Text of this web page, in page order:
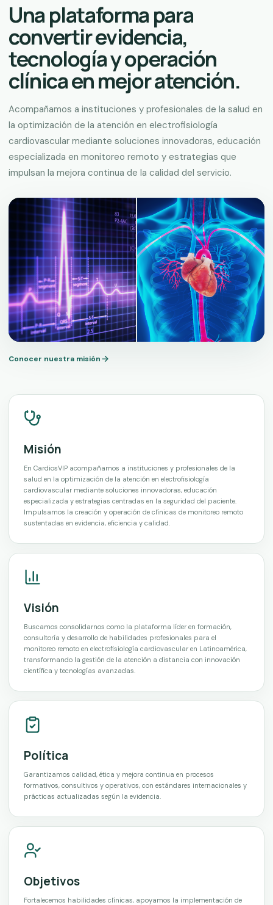
Una plataforma para
convertir evidencia,
tecnología y operación
clínica en mejor atención.
Acompañamos a instituciones y profesionales de la salud en
la optimización de la atención en electrofisiología
cardiovascular mediante soluciones innovadoras, educación
especializada en monitoreo remoto y estrategias que
impulsan la mejora continua de la calidad del servicio.
Conocer nuestra misión
Misión
En CardiosVIP acompañamos a instituciones y profesionales de la
salud en la optimización de la atención en electrofisiología
cardiovascular mediante soluciones innovadoras, educación
especializada y estrategias centradas en la seguridad del paciente.
Impulsamos la creación y operación de clínicas de monitoreo remoto
sustentadas en evidencia, eficiencia y calidad.
Visión
Buscamos consolidarnos como la plataforma líder en formación,
consultoría y desarrollo de habilidades profesionales para el
monitoreo remoto en electrofisiología cardiovascular en Latinoamérica,
transformando la gestión de la atención a distancia con innovación
científica y tecnologías avanzadas.
Política
Garantizamos calidad, ética y mejora continua en procesos
formativos, consultivos y operativos, con estándares internacionales y
prácticas actualizadas según la evidencia.
Objetivos
Fortalecemos habilidades clínicas, apoyamos la implementación de